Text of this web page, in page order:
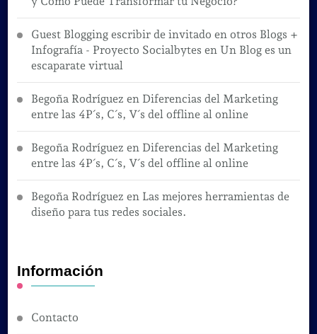
Guest Blogging escribir de invitado en otros Blogs +
Infografía - Proyecto Socialbytes en Un Blog es un
escaparate virtual
Begoña Rodríguez en Diferencias del Marketing
entre las 4P´s, C´s, V´s del offline al online
Begoña Rodríguez en Diferencias del Marketing
entre las 4P´s, C´s, V´s del offline al online
Begoña Rodríguez en Las mejores herramientas de
diseño para tus redes sociales.
Información
Contacto